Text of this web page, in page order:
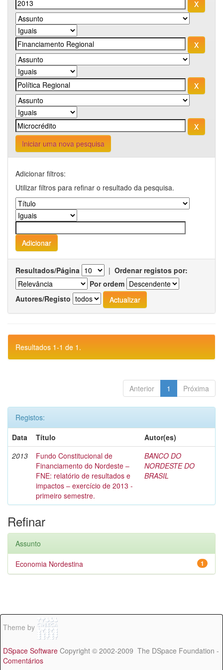
Iniciar uma nova pesquisa
Adicionar filtros:
Utilizar filtros para refinar o resultado da pesquisa.
Resultados/Página | Ordenar registos por:
Por ordem
Autores/Registo
Resultados 1-1 de 1.
Anterior 1 Próxima
Registos:
Data
Título
Autor(es)
2013
Fundo Constitucional de
Financiamento do Nordeste –
FNE: relatório de resultados e
impactos – exercício de 2013 -
primeiro semestre.
BANCO DO
NORDESTE DO
BRASIL
Refinar
Assunto
1
Economia Nordestina
Theme by
DSpace Software Copyright © 2002-2009 The DSpace Foundation -
Comentários